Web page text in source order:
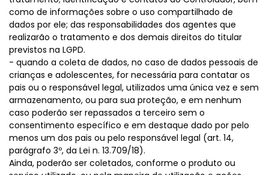
como de informações sobre o uso compartilhado de
dados por ele; das responsabilidades dos agentes que
realizarão o tratamento e dos demais direitos do titular
previstos na LGPD.
- quando a coleta de dados, no caso de dados pessoais de
crianças e adolescentes, for necessária para contatar os
pais ou o responsável legal, utilizados uma única vez e sem
armazenamento, ou para sua proteção, e em nenhum
caso poderão ser repassados a terceiro sem o
consentimento específico e em destaque dado por pelo
menos um dos pais ou pelo responsável legal (art. 14,
parágrafo 3º, da Lei n. 13.709/18).
Ainda, poderão ser coletados, conforme o produto ou